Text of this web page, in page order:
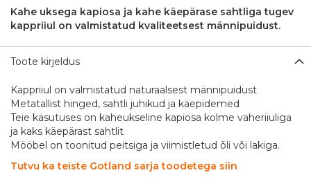
Kahe uksega kapiosa ja kahe käepärase sahtliga tugev
kappriiul on valmistatud kvaliteetsest männipuidust.
Toote kirjeldus
Kappriiul on valmistatud naturaalsest männipuidust
Metatallist hinged, sahtli juhikud ja käepidemed
Teie käsutuses on kaheukseline kapiosa kolme vaheriiuliga
ja kaks käepärast sahtlit
Mööbel on toonitud peitsiga ja viimistletud õli või lakiga.
Tutvu ka teiste Gotland sarja toodetega siin